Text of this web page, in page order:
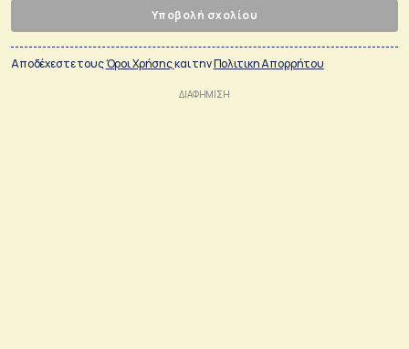
Υποβολή σχολίου
Αποδέχεστε τουςΌροι Χρήσηςκαι τηνΠολιτικη Απορρήτου